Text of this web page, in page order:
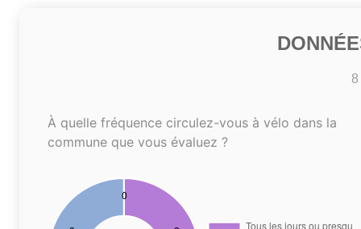
8
À quelle fréquence circulez-vous à vélo dans la
commune que vous évaluez ?